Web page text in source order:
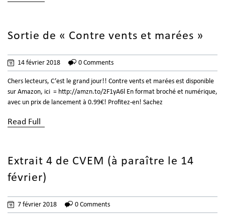
Sortie de « Contre vents et marées »
14 février 2018 0 Comments
Chers lecteurs, C’est le grand jour!! Contre vents et marées est disponible
sur Amazon, ici = http://amzn.to/2F1yA6l En format broché et numérique,
avec un prix de lancement à 0.99€! Profitez-en! Sachez
Read Full
Extrait 4 de CVEM (à paraître le 14
février)
7 février 2018 0 Comments